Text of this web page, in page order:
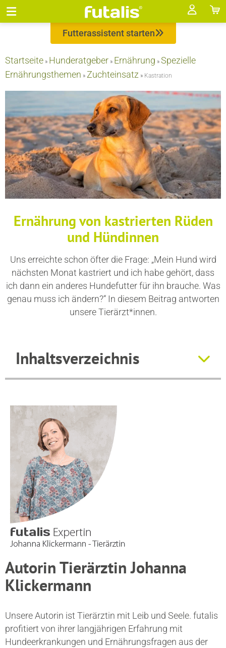
Futterassistent starten
Startseite » Hunderatgeber » Ernährung » Spezielle
Ernährungsthemen » Zuchteinsatz » Kastration
Ernährung von kastrierten Rüden
und Hündinnen
Uns erreichte schon öfter die Frage: „Mein Hund wird
nächsten Monat kastriert und ich habe gehört, dass
ich dann ein anderes Hundefutter für ihn brauche. Was
genau muss ich ändern?“ In diesem Beitrag antworten
unsere Tierärzt*innen.
Inhaltsverzeichnis
Autorin Tierärztin Johanna
Klickermann
Unsere Autorin ist Tierärztin mit Leib und Seele. futalis
profitiert von ihrer langjährigen Erfahrung mit
Hundeerkrankungen und Ernährungsfragen aus der